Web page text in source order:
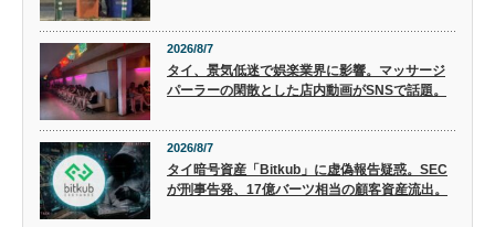
2026/8/7
タイ、景気低迷で娯楽業界に影響。マッサージ
パーラーの閑散とした店内動画がSNSで話題。
2026/8/7
タイ暗号資産「Bitkub」に虚偽報告疑惑。SEC
が刑事告発、17億バーツ相当の顧客資産流出。